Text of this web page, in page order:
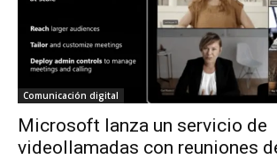
Comunicación digital
Microsoft lanza un servicio de
videollamadas con reuniones